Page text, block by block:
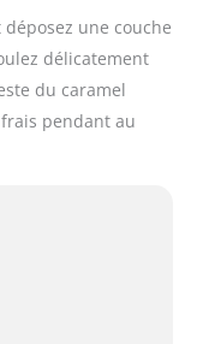
une couche
délicatement
du caramel
pendant au